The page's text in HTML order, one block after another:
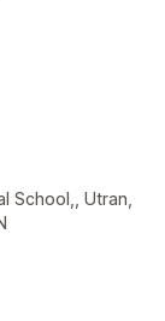
School,, Utran,